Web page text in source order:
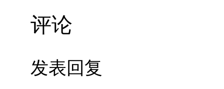
评论
发表回复